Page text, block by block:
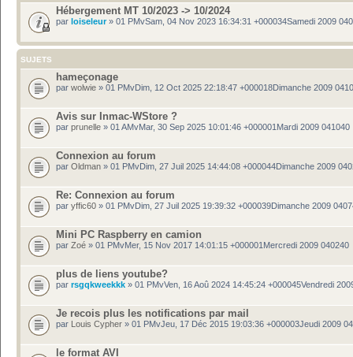
Hébergement MT 10/2023 -> 10/2024
par loiseleur» 01 PMvSam, 04 Nov 2023 16:34:31 +000034Samedi 2009
SUJETS
hameçonage
par wolwie » 01 PMvDim, 12 Oct 2025 22:18:47 +000018Dimanche 2009
Avis sur Inmac-WStore ?
par prunelle » 01 AMvMar, 30 Sep 2025 10:01:46 +000001Mardi 2009 041040
Connexion au forum
par Oldman » 01 PMvDim, 27 Juil 2025 14:44:08 +000044Dimanche 2009
Re: Connexion au forum
par yffic60 » 01 PMvDim, 27 Juil 2025 19:39:32 +000039Dimanche 2009
Mini PC Raspberry en camion
par Zoé » 01 PMvMer, 15 Nov 2017 14:01:15 +000001Mercredi 2009 040240
plus de liens youtube?
par rsgqkweekkk » 01 PMvVen, 16 Aoû 2024 14:45:24 +000045Vendredi
Je recois plus les notifications par mail
par Louis Cypher » 01 PMvJeu, 17 Déc 2015 19:03:36 +000003Jeudi 2009
le format AVI